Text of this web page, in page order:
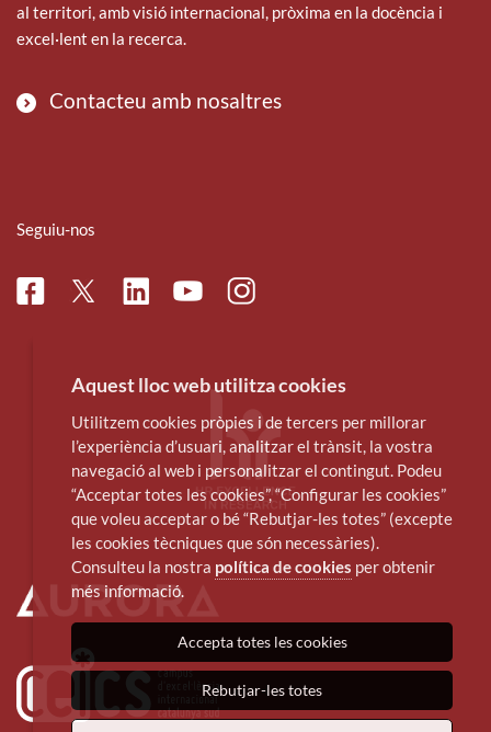
al territori, amb visió internacional, pròxima en la docència i
excel·lent en la recerca.
Contacteu amb nosaltres
Seguiu-nos
FacebookTwitterLinkedinYoutubeInstagram
Aquest lloc web utilitza cookies
Utilitzem cookies pròpies i de tercers per millorar
l’experiència d’usuari, analitzar el trànsit, la vostra
navegació al web i personalitzar el contingut. Podeu
“Acceptar totes les cookies”, “Configurar les cookies”
que voleu acceptar o bé “Rebutjar-les totes” (excepte
les cookies tècniques que són necessàries).
Consulteu la nostra política de cookies per obtenir
més informació.
Accepta totes les cookies
Rebutjar-les totes